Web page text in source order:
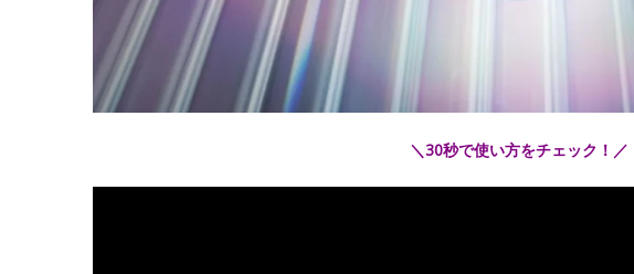
＼30秒で使い方をチェック！／